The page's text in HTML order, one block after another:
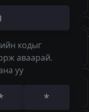
кодыг
аваарай.
уу Нууц үг